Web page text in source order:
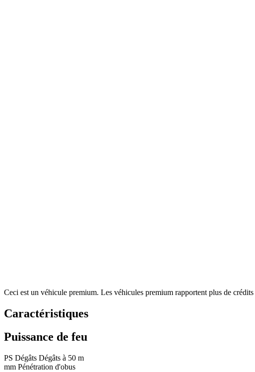
Ceci est un véhicule premium. Les véhicules premium rapportent plus de
Caractéristiques
Puissance de feu
PS Dégâts Dégâts à 50 m
mm Pénétration d'obus